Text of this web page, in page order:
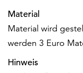
die
Einstellungen
die
Schaltfläche
„Auswählen“.
Material
Material wird
werden 3 Euro
Hinweis